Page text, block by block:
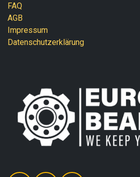
FAQ
AGB
Impressum
Datenschutzerklärung